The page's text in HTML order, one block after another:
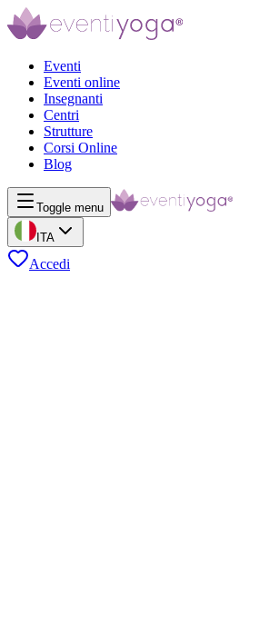
Eventi
Eventi online
Insegnanti
Centri
Strutture
Corsi Online
Blog
Toggle menu
ITA
Accedi